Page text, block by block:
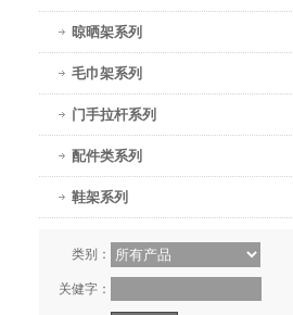
晾晒架系列
毛巾架系列
门手拉杆系列
配件类系列
鞋架系列
类别：
关健字：